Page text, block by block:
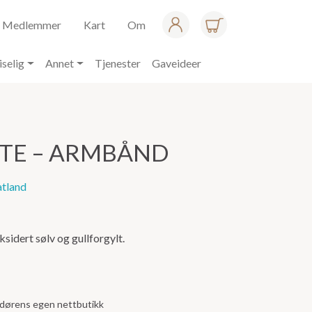
Medlemmer Kart Om
Annet Tjenester Gaveideer
– ARMBÅND
sølv og gullforgylt.
egen nettbutikk